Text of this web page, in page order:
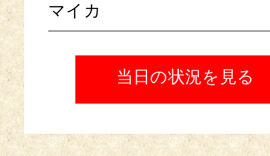
マイカ
当日の状況を見る